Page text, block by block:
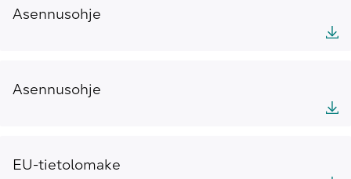
Asennusohje
Asennusohje
EU-tietolomake